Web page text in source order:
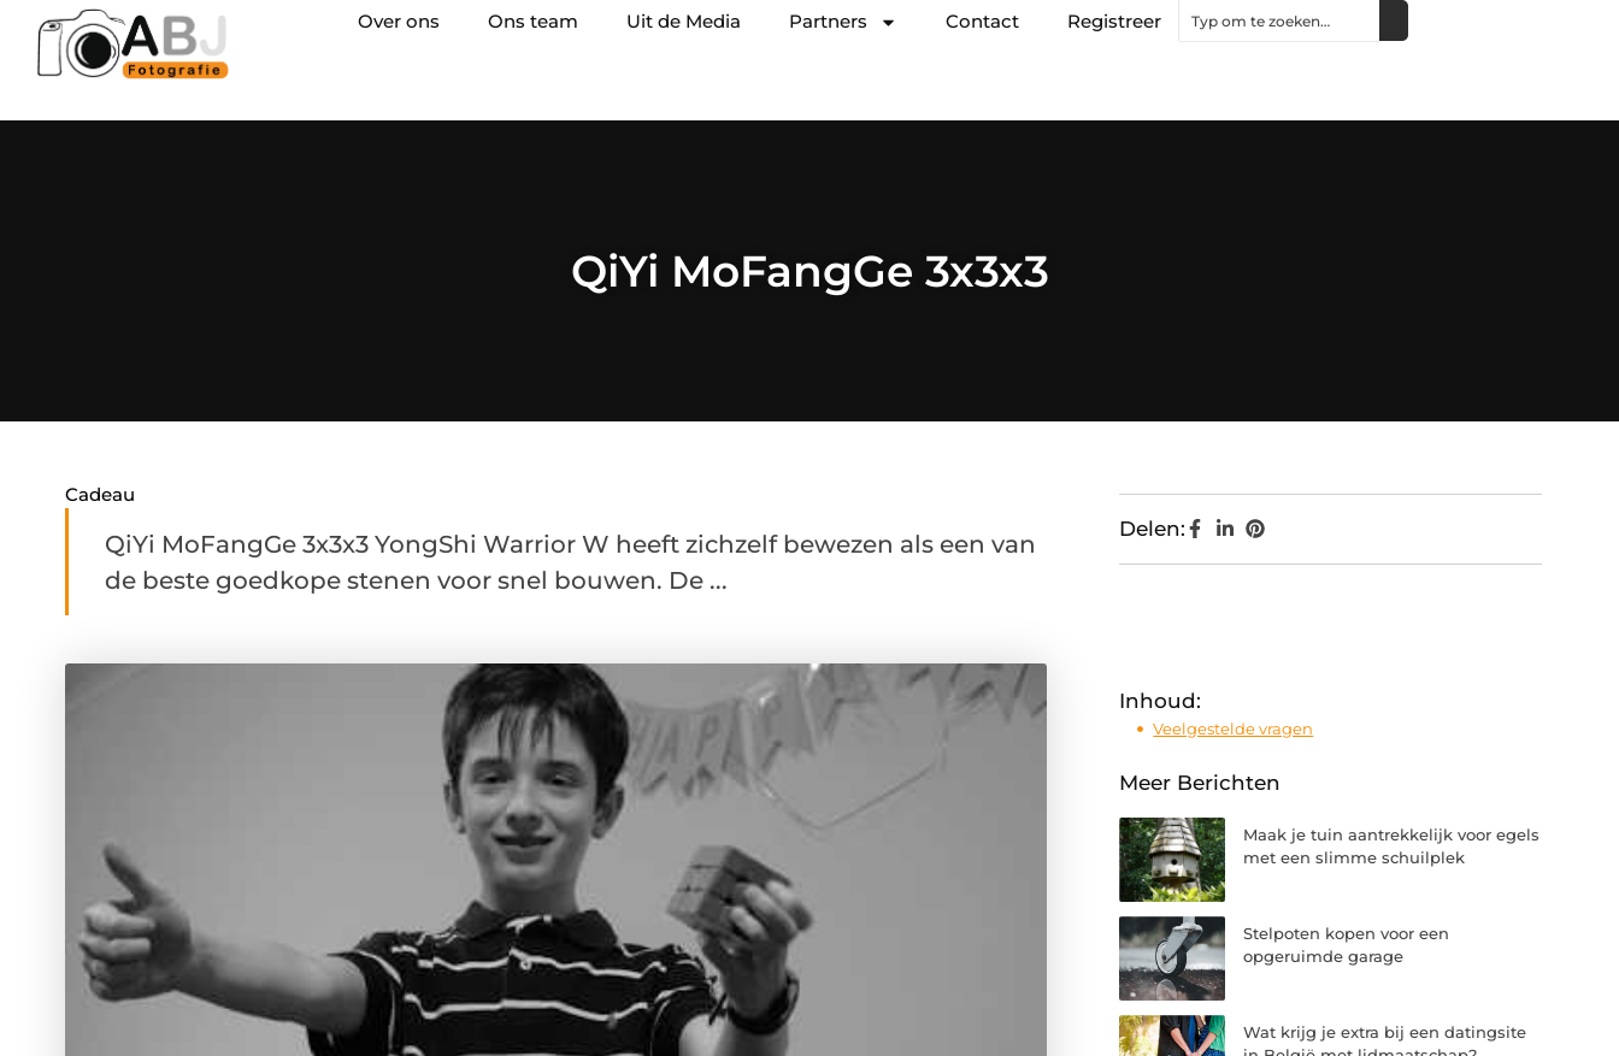
Over ons Ons team Uit de Media Partners Contact Registreer
QiYi MoFangGe 3x3x3
Cadeau
QiYi MoFangGe 3x3x3 YongShi Warrior W heeft zichzelf bewezen als een van
de beste goedkope stenen voor snel bouwen. De ...
Delen:
Inhoud:
Veelgestelde vragen
Meer Berichten
Maak je tuin aantrekkelijk voor egels
met een slimme schuilplek
Stelpoten kopen voor een
opgeruimde garage
Wat krijg je extra bij een datingsite